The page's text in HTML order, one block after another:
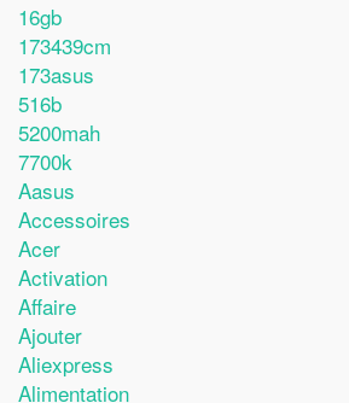
16gb
173439cm
173asus
516b
5200mah
7700k
Aasus
Accessoires
Acer
Activation
Affaire
Ajouter
Aliexpress
Alimentation